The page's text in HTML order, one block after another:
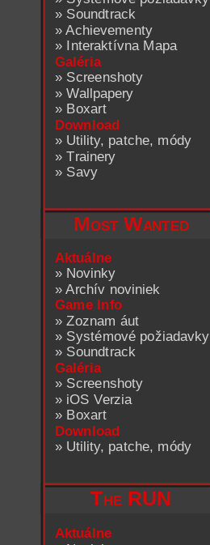
» Soundtrack
»Achievementy
» Interaktívna Mapa
Galéria
» Screenshoty
»Wallpapery
» Boxart
Download
» Utility, patche, módy
»Trainery
» Savy
Most Wanted
Aktuálne
» Novinky
»Archív noviniek
Game Info
»Zoznam áut
» Systémové požiadavky
» Soundtrack
Galéria
» Screenshoty
» iOS Verzia
» Boxart
Download
» Utility, patche, módy
The RUN
Aktuálne